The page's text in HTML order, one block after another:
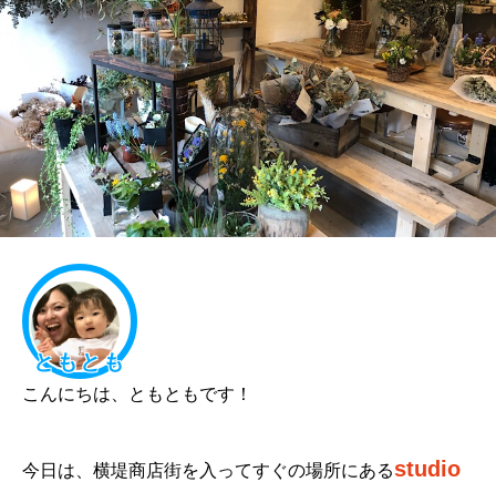
ともとも
こんにちは、ともともです！
今日は、横堤商店街を入ってすぐの場所にあるstudio